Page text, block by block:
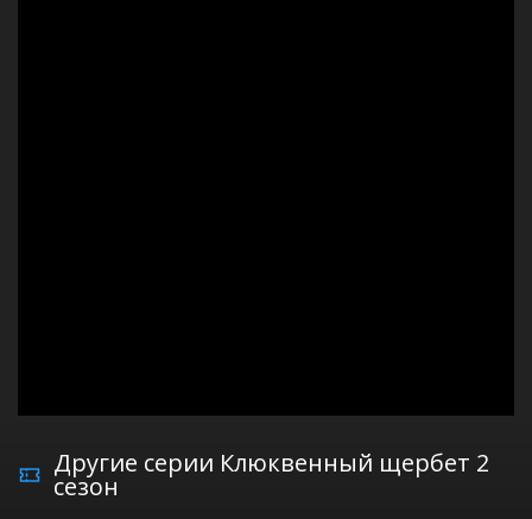
Другие серии Клюквенный щербет 2
сезон